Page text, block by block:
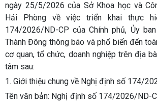
ngày 25/5/2026 của Sở Khoa học và
Hải Phòng về việc triển khai thực
174/2026/ND-CP của Chính phủ, Ủy
Thành Đông thông báo và phổ biến đến
cơ quan, tổ chức, doanh nghiệp trên địa
tâm sau:
1. Giới thiệu chung về Nghị định số 174/
Tên văn bản: Nghị định số 174/2026/ND-